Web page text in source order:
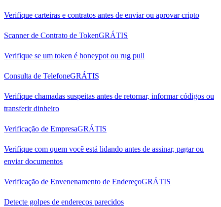
Verifique carteiras e contratos antes de enviar ou aprovar cripto
Scanner de Contrato de TokenGRÁTIS
Verifique se um token é honeypot ou rug pull
Consulta de TelefoneGRÁTIS
Verifique chamadas suspeitas antes de retornar, informar códigos ou
transferir dinheiro
Verificação de EmpresaGRÁTIS
Verifique com quem você está lidando antes de assinar, pagar ou
enviar documentos
Verificação de Envenenamento de EndereçoGRÁTIS
Detecte golpes de endereços parecidos